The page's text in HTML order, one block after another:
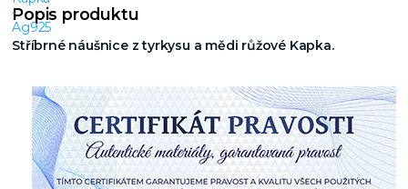
Popis produktu
Stříbrné náušnice z tyrkysu a mědi růžové Kapka.